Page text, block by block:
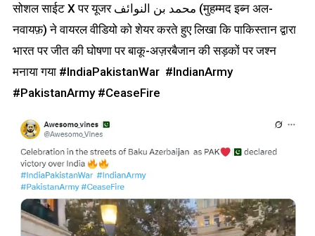
सोशल साईट X पर यूजर محمد بن النوائف (मुहम्मद इब्न अल-
नवायफ़) ने वायरल वीडियो को शेयर करते हुए लिखा कि पाकिस्तान द्वारा
भारत पर जीत की घोषणा पर बाकू-अज़रबैजान की सड़कों पर जश्न
मनाया गया #IndiaPakistanWar #IndianArmy
#PakistanArmy #CeaseFire